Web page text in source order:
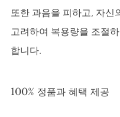
또한 과음을 피하고, 자신
고려하여 복용량을 조절
합니다.
100% 정품과 혜택 제공